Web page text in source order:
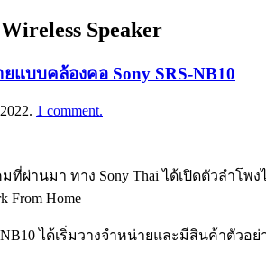
Wireless Speaker
ยแบบคล้องคอ Sony SRS-NB10
. 1 comment.
ที่ผ่านมา ทาง Sony Thai ได้เปิดตัวลำโ
From Home
NB10 ได้เริ่มวางจำหน่ายและมีสินค้าตัว